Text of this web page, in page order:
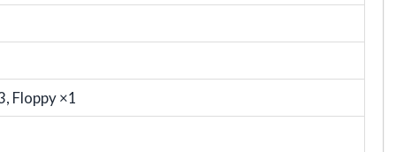
Floppy ×1